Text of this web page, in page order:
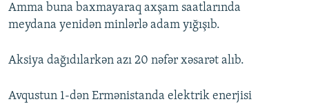
Amma buna baxmayaraq axşam saatlarında
meydana yenidən minlərlə adam yığışıb.
Aksiya dağıdılarkən azı 20 nəfər xəsarət alıb.
Avqustun 1-dən Ermənistanda elektrik enerjisi